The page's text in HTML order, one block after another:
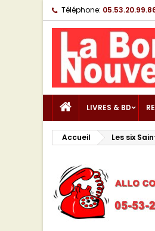
Téléphone:
LIVRES & BD
Accueil Les six